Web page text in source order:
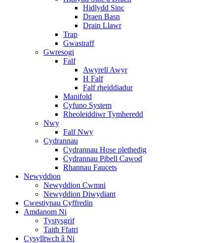
Hidlydd Sinc
Draen Basn
Drain Llawr
Trap
Gwastraff
Gwresogi
Falf
Awyrell Awyr
H Falf
Falf rheiddiadur
Manifold
Cyfuno System
Rheoleiddiwr Tymheredd
Nwy
Falf Nwy
Cydrannau
Cydrannau Hose plethedig
Cydrannau Pibell Cawod
Rhannau Faucets
Newyddion
Newyddion Cwmni
Newyddion Diwydiant
Cwestiynau Cyffredin
Amdanom Ni
Tystysgrif
Taith Ffatri
Cysylltwch â Ni